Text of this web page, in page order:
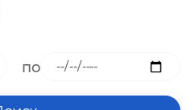
по